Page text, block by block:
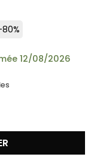
12/08/2026
simple perles